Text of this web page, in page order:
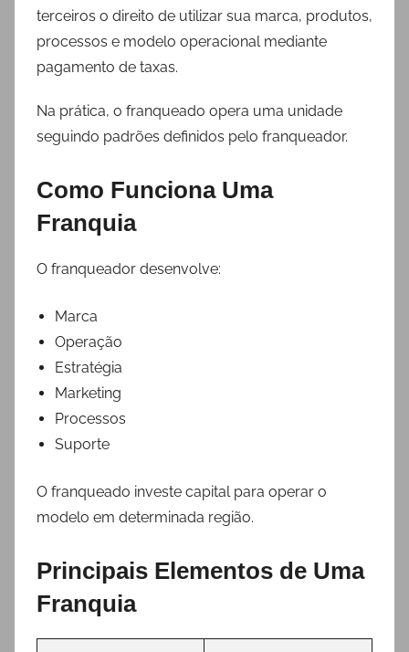
terceiros o direito de utilizar sua marca, produtos,
processos e modelo operacional mediante
pagamento de taxas.
Na prática, o franqueado opera uma unidade
seguindo padrões definidos pelo franqueador.
Como Funciona Uma
Franquia
O franqueador desenvolve:
Marca
Operação
Estratégia
Marketing
Processos
Suporte
O franqueado investe capital para operar o
modelo em determinada região.
Principais Elementos de Uma
Franquia